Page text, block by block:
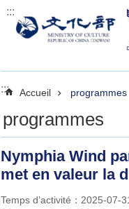
:::
::: Accueil programmes
programmes
Nymphia Wind
met en valeur la
Temps d’activité：2025-07-